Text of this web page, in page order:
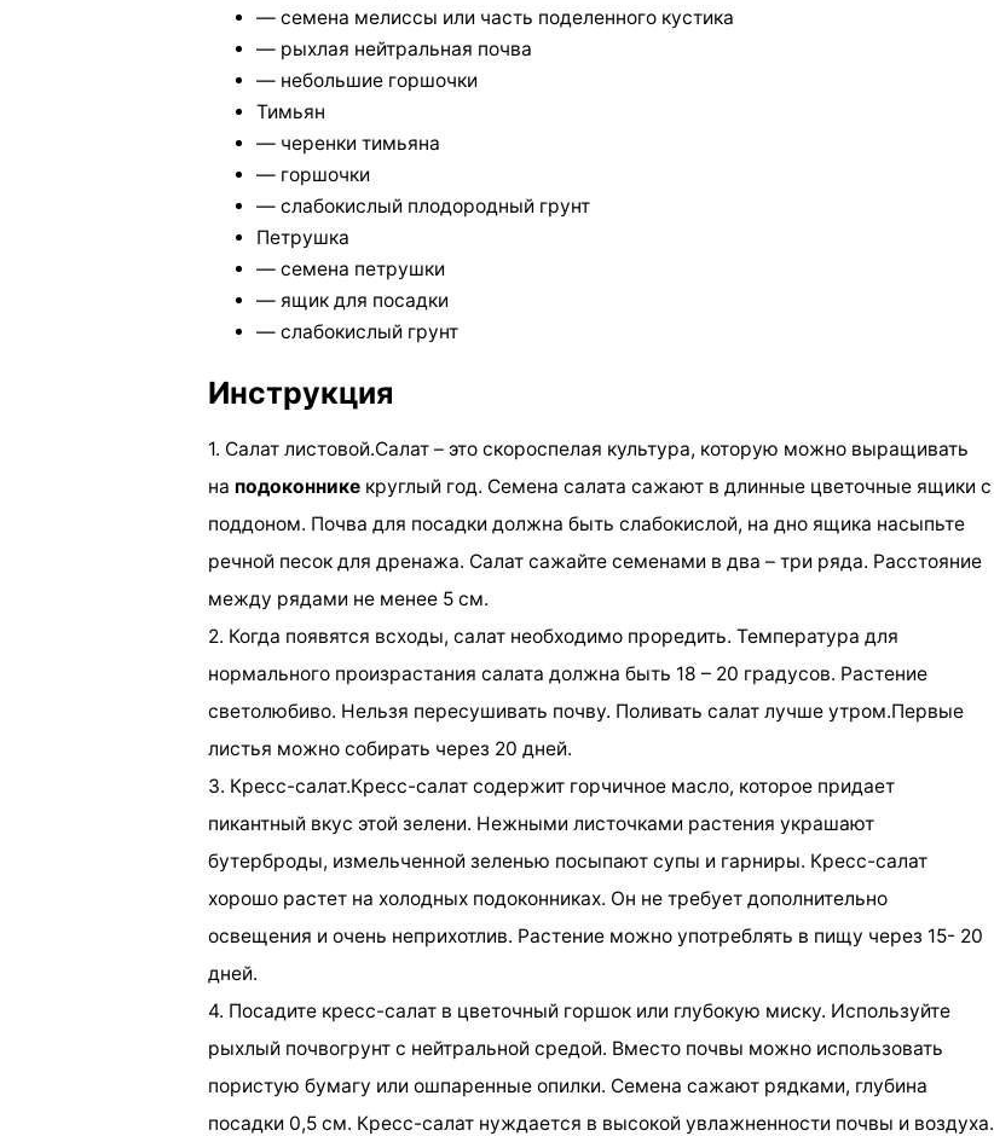
— семена мелиссы или часть поделенного кустика
— рыхлая нейтральная почва
— небольшие горшочки
Тимьян
— черенки тимьяна
— горшочки
— слабокислый плодородный грунт
Петрушка
— семена петрушки
— ящик для посадки
— слабокислый грунт
Инструкция
1. Салат листовой.Салат – это скороспелая культура, которую можно выращивать
на подоконнике круглый год. Семена салата сажают в длинные цветочные ящики с
поддоном. Почва для посадки должна быть слабокислой, на дно ящика насыпьте
речной песок для дренажа. Салат сажайте семенами в два – три ряда. Расстояние
между рядами не менее 5 см.
2. Когда появятся всходы, салат необходимо проредить. Температура для
нормального произрастания салата должна быть 18 – 20 градусов. Растение
светолюбиво. Нельзя пересушивать почву. Поливать салат лучше утром.Первые
листья можно собирать через 20 дней.
3. Кресс-салат.Кресс-салат содержит горчичное масло, которое придает
пикантный вкус этой зелени. Нежными листочками растения украшают
бутерброды, измельченной зеленью посыпают супы и гарниры. Кресс-салат
хорошо растет на холодных подоконниках. Он не требует дополнительно
освещения и очень неприхотлив. Растение можно употреблять в пищу через 15- 20
дней.
4. Посадите кресс-салат в цветочный горшок или глубокую миску. Используйте
рыхлый почвогрунт с нейтральной средой. Вместо почвы можно использовать
пористую бумагу или ошпаренные опилки. Семена сажают рядками, глубина
посадки 0,5 см. Кресс-салат нуждается в высокой увлажненности почвы и воздуха.